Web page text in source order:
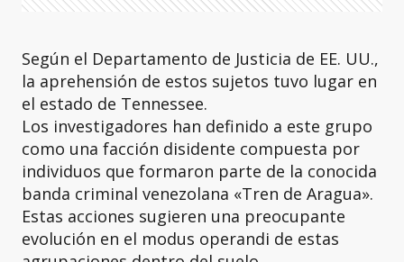
Según el Departamento de Justicia de EE. UU.,
la aprehensión de estos sujetos tuvo lugar en
el estado de Tennessee.
Los investigadores han definido a este grupo
como una facción disidente compuesta por
individuos que formaron parte de la conocida
banda criminal venezolana «Tren de Aragua».
Estas acciones sugieren una preocupante
evolución en el modus operandi de estas